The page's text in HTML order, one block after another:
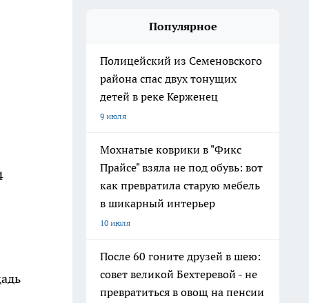
Популярное
Полицейский из Семеновского
района спас двух тонущих
детей в реке Керженец
9 июля
Мохнатые коврики в "Фикс
Прайсе" взяла не под обувь: вот
как превратила старую мебель
в шикарный интерьер
10 июля
После 60 гоните друзей в шею:
совет великой Бехтеревой - не
превратиться в овощ на пенсии